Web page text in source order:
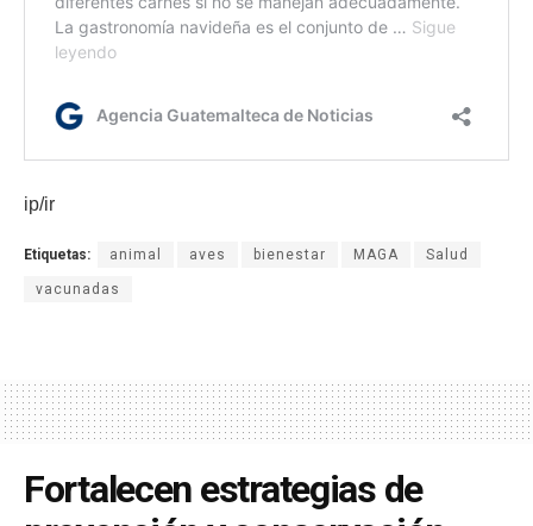
ip/ir
Etiquetas: animal aves bienestar MAGA Salud
vacunadas
Fortalecen estrategias de